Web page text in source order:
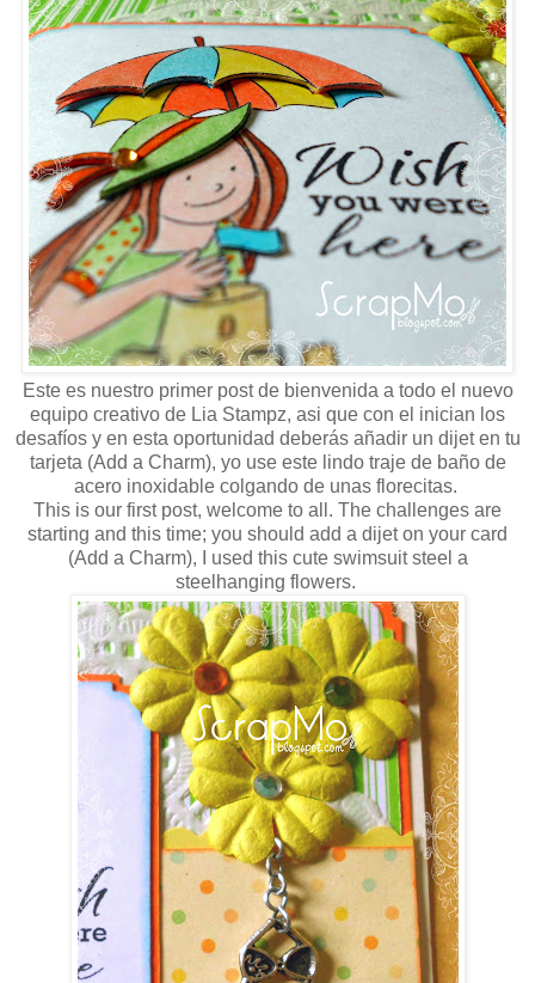
Este es nuestro primer post de bienvenida a todo el nuevo
equipo creativo de Lia Stampz, asi que con el inician los
desafíos y en esta oportunidad deberás añadir un dijet en tu
tarjeta (Add a Charm), yo use este lindo traje de baño de
acero inoxidable colgando de unas florecitas.
This is our first post, welcome to all. The challenges are
starting and this time; you should add a dijet on your card
(Add a Charm), I used this cute swimsuit steel a
steelhanging flowers.